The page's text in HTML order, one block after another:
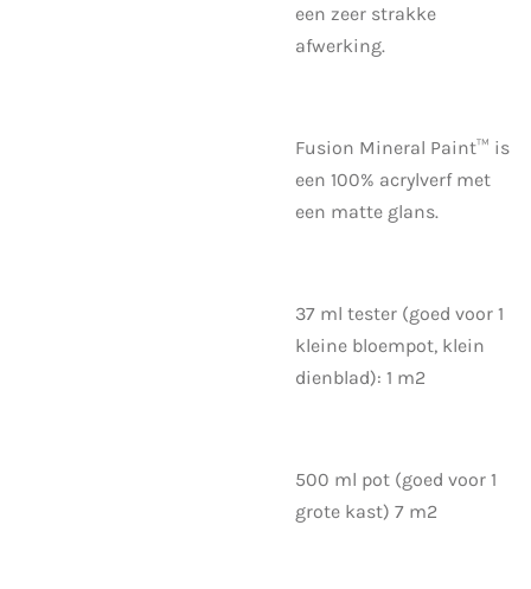
een zeer strakke
afwerking.
Fusion Mineral Paint™ is
een 100% acrylverf met
een matte glans.
37 ml tester (goed voor 1
kleine bloempot, klein
dienblad): 1 m2
500 ml pot (goed voor 1
grote kast) 7 m2